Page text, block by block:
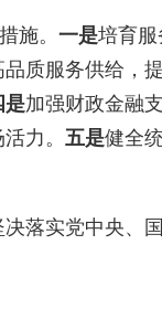
施。 一是培育
质服务供给，
是加强财政金融
力。 五是健全
决落实党中央